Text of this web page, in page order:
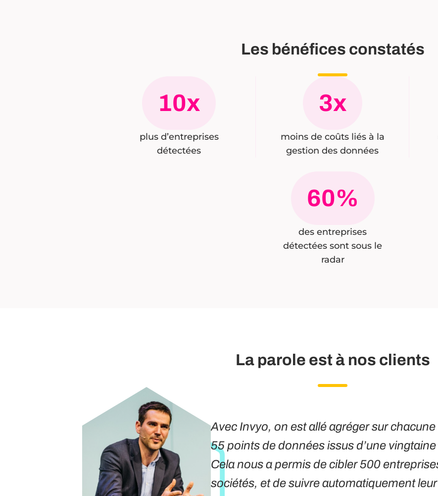
Les bénéfices constatés
10x
plus d’entreprises
détectées
3x
moins de coûts liés à la
gestion des données
60%
des entreprises
détectées sont sous le
radar
La parole est à nos clients
Avec Invyo, on est allé agréger sur
55 points de données issus d’une
Cela nous a permis de cibler 500
sociétés, et de suivre automatiquement